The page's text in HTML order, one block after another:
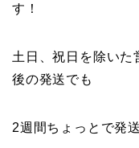
す！
土日、祝日を除いた
後の発送でも
2週間ちょっとで発